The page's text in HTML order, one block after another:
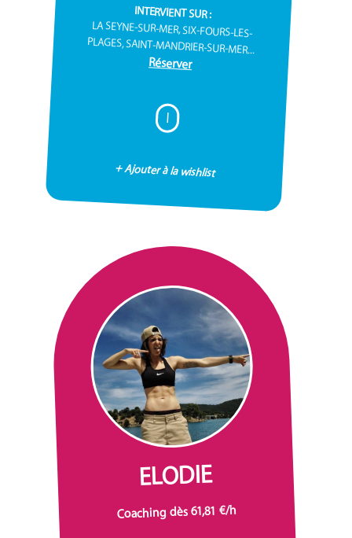
INTERVIENT SUR :
LA SEYNE-SUR-MER, SIX-FOURS-LES-
PLAGES, SAINT-MANDRIER-SUR-MER...
Réserver
I
+ Ajouter à la wishlist
ELODIE
Coaching dès 61,81 €/h